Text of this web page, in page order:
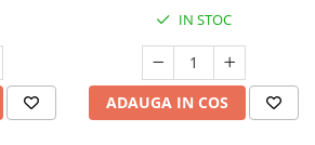
IN STOC
ADAUGA IN COS